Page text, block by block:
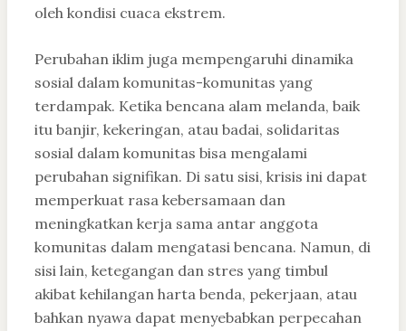
oleh kondisi cuaca ekstrem.
Perubahan iklim juga mempengaruhi dinamika
sosial dalam komunitas-komunitas yang
terdampak. Ketika bencana alam melanda, baik
itu banjir, kekeringan, atau badai, solidaritas
sosial dalam komunitas bisa mengalami
perubahan signifikan. Di satu sisi, krisis ini dapat
memperkuat rasa kebersamaan dan
meningkatkan kerja sama antar anggota
komunitas dalam mengatasi bencana. Namun, di
sisi lain, ketegangan dan stres yang timbul
akibat kehilangan harta benda, pekerjaan, atau
bahkan nyawa dapat menyebabkan perpecahan